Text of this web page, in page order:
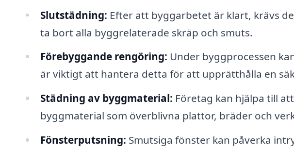
Slutstädning: Efter att byggarbetet är klart, krävs
ta bort alla byggrelaterade skräp och smuts.
Förebyggande rengöring: Under byggprocessen
är viktigt att hantera detta för att upprätthålla en
Städning av byggmaterial: Företag kan hjälpa till
byggmaterial som överblivna plattor, bräder och
Fönsterputsning: Smutsiga fönster kan påverka